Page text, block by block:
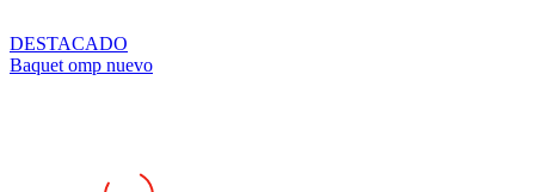
DESTACADO
Baquet omp nuevo